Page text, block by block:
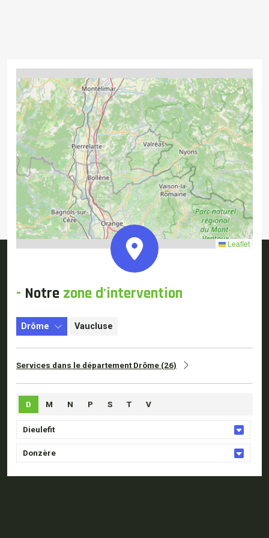
2
2
4
Leaflet
- Notre zone d'intervention
Drôme Vaucluse
Services dans le département Drôme (26)
D M N P S T V
Dieulefit
Donzère